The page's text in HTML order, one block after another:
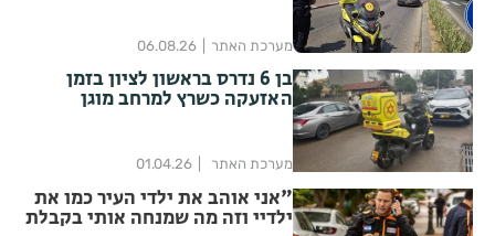
מערכת האתר 06.08.26
בן 6 נדרס בראשון לציון בזמן
האזעקה כשרץ למרחב מוגן
מערכת האתר 01.04.26
"אני אוהב את ילדי העיר כמו את
ילדיי וזה מה שמנחה אותי בקבלת